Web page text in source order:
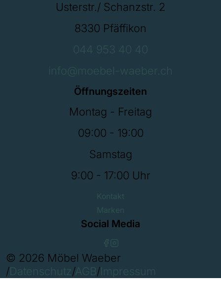
Usterstr./ Schanzstr. 2
8330 Pfäffikon
044 953 40 40
info@moebel-waeber.ch
Öffnungszeiten
Montag - Freitag
09:00 - 19:00
Samstag
9:00 - 17:00 Uhr
Kontakt
Marken
Social Media
© 2026 Möbel Waeber
/Datenschutz/AGB/Impressum